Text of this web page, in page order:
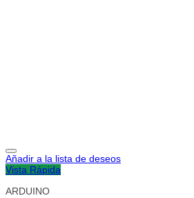
Añadir a la lista de deseos
Vista Rápida
ARDUINO